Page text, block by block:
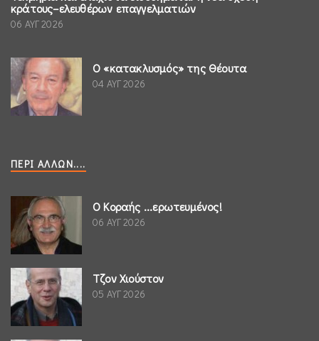
κράτους–ελευθέρων επαγγελματιών
06 ΑΥΓ 2026
Ο «κατακλυσμός» της Θέουτα
04 ΑΥΓ 2026
ΠΕΡΊ ΆΛΛΩΝ....
Ο Κοραής ...ερωτευμένος!
06 ΑΥΓ 2026
Τζον Χιούστον
05 ΑΥΓ 2026